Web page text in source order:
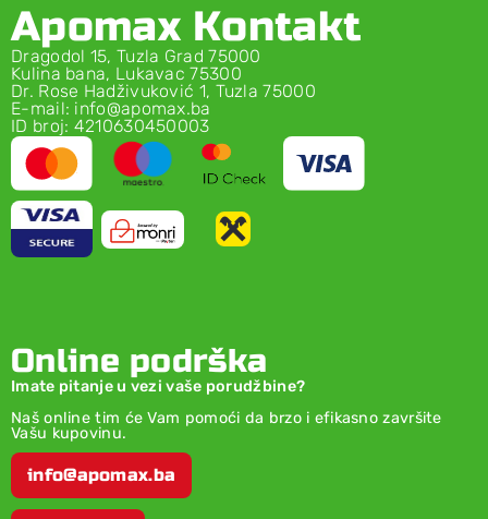
Apomax Kontakt
Dragodol 15, Tuzla Grad 75000
Kulina bana, Lukavac 75300
Dr. Rose Hadživuković 1, Tuzla 75000
E-mail: info@apomax.ba
ID broj: 4210630450003
Online podrška
Imate pitanje u vezi vaše porudžbine?
Naš online tim će Vam pomoći da brzo i efikasno završite
Vašu kupovinu.
info@apomax.ba